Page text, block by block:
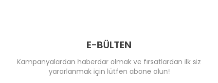
E-BÜLTEN
Kampanyalardan haberdar olmak ve fırsatlardan ilk siz
yararlanmak için lütfen abone olun!